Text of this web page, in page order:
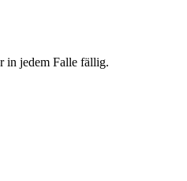
in jedem Falle fällig.